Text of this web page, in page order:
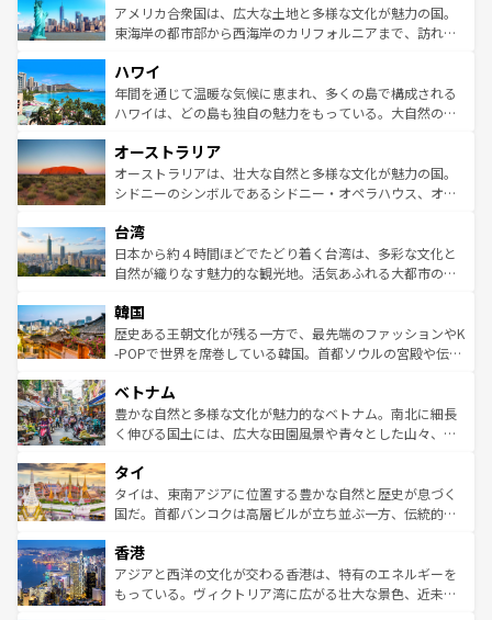
博物館もあり、アルプス観光だけでなく町歩きも満喫する
ことができる。国民の所得が高いため物価も高いが、旅行
ば市内交通費無料で観光を楽しむこともできる。 なお、新
着のスイス情報はコンテンツ一覧 を参照してほしい。
アメリカ合衆国は、広大な土地と多様な文化が魅力の国。
東海岸の都市部から西海岸のカリフォルニアまで、訪れる
のような巨大都市は、観光、ショッピング、エンターテイ
ンメントが詰まった刺激的なスポットだ。一方、アメリカ
西部には大自然が広がり、グランドキャニオンやイエロー
部のニューオーリンズでは、音楽と美食が融合した独特の
文化が魅力。旅行者はアメリカの各地域で異なる魅力を楽
しみながら、その多様性と豊かな歴史を感じることができ
ならではの贅沢な旅のスタイルだ。 なお、新着のアメリカ
情報はコンテンツ一覧を参照してほしい。
ハワイ
年間を通じて温暖な気候に恵まれ、多くの島で構成される
ハワイは、どの島も独自の魅力をもっている。大自然の神
ワイ島は見逃せない。また、定番の観光地といえばオアフ
島だが、静かな自然を求めるならマウイ島やカウアイ島が
おすすめ。エメラルドグリーンに輝く海をはじめ、豊かな
れるおもてなしの心で訪れる人々を迎えてくれるハワイの
人々、おいしいローカルフードやハワイアンミュージッ
ク、伝統的なフラダンスなど、すべてがハワイの魅力を彩
ワイを、存分に味わってほしい。 なお、新着のハワイ情報
はコンテンツ一覧を参照してほしい。
オーストラリア
オーストラリアは、壮大な自然と多様な文化が魅力の国。
シドニーのシンボルであるシドニー・オペラハウス、オー
リアリーフや大陸中央部にそびえるウルル（エアーズロッ
ク）、タスマニアの美しい原生林やケアンズの熱帯雨林な
ど、見どころがたくさん。また、カフェやワイン、オージ
いる。アクティビティも充実しており、サーフィンやダイ
ビング、ハイキングなど、アウトドア好きにはたまらな
い。オーストラリアの多彩な魅力を存分に味わいつくそ
参照してほしい。
台湾
日本から約４時間ほどでたどり着く台湾は、多彩な文化と
自然が織りなす魅力的な観光地。活気あふれる大都市の台
ン）、静ひつな山岳地帯である台湾東部など、都市の喧騒
と山間の静けさが共存しており、訪れる人に新しい発見と
驚きをもたらしてくれる。また、奥深い台湾の食文化も魅
容にもいいと評判のスイーツなど、バラエティ豊かな料理
が味わえる。 なお、新着の台湾情報は コンテンツ一覧を参
照してほしい。
韓国
歴史ある王朝文化が残る一方で、最先端のファッションやK
-POPで世界を席巻している韓国。首都ソウルの宮殿や伝統
き、地方に足を延ばせば四季折々の自然美を楽しむことが
できる。そして、キムチや焼肉、絶品のストリートフード
まで、さまざまな韓国料理が待っている。夜には、韓国な
リティに包まれながら、韓国の多彩な魅力を心ゆくまで味
わってみてほしい。 なお、新着の韓国情報はコンテンツ一
覧を参照してほしい。
ベトナム
豊かな自然と多様な文化が魅力的なベトナム。南北に細長
く伸びる国土には、広大な田園風景や青々とした山々、世
急速な発展と共に伝統が息づく。ハノイの古い町並みやホ
ーチミン市のフランス統治時代の建物も、独特の雰囲気を
醸し出している。また、バラエティの豊かさとおいしさで
とつ。フォーやバインミー、ベトナムコーヒーなどは、ぜ
ひ現地で味わいたい。どの地域を訪れてもあたたかい人々
が旅行者を迎えてくれるので、きっと忘れられない旅にな
タイ
タイは、東南アジアに位置する豊かな自然と歴史が息づく
国だ。首都バンコクは高層ビルが立ち並ぶ一方、伝統的な
の活気が交差している。北部ではチェンマイなどの山岳地
帯で自然と触れ合い、南部ではプーケットやクラビの美し
いビーチでリゾート気分を楽しむことができる。タイ料理
香港
アジアと西洋の文化が交わる香港は、特有のエネルギーを
もっている。ヴィクトリア湾に広がる壮大な景色、近未来